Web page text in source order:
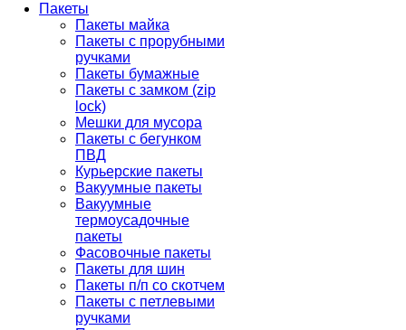
Пакеты
Пакеты майка
Пакеты с прорубными
ручками
Пакеты бумажные
Пакеты с замком (zip
lock)
Мешки для мусора
Пакеты с бегунком
ПВД
Курьерские пакеты
Вакуумные пакеты
Вакуумные
термоусадочные
пакеты
Фасовочные пакеты
Пакеты для шин
Пакеты п/п со скотчем
Пакеты с петлевыми
ручками